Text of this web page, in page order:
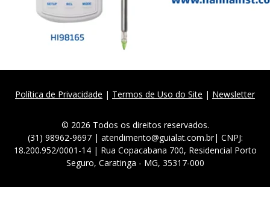
Política de Privacidade | Termos de Uso do Site | Newsletter
© 2026 Todos os direitos reservados.
(31) 98962-9697 | atendimento@guialat.com.br| CNPJ:
18.200.952/0001-14 | Rua Copacabana 700, Residencial Porto
Seguro, Caratinga - MG, 35317-000